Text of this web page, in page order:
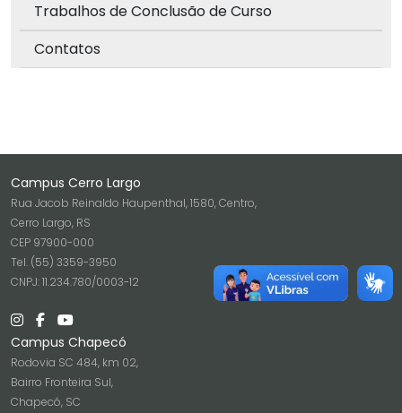
Trabalhos de Conclusão de Curso
Contatos
Campus Cerro Largo
Rua Jacob Reinaldo Haupenthal, 1580, Centro,
Cerro Largo, RS
CEP 97900-000
Tel. (55) 3359-3950
CNPJ: 11.234.780/0003-12
Campus Chapecó
Rodovia SC 484, km 02,
Bairro Fronteira Sul,
Chapecó, SC